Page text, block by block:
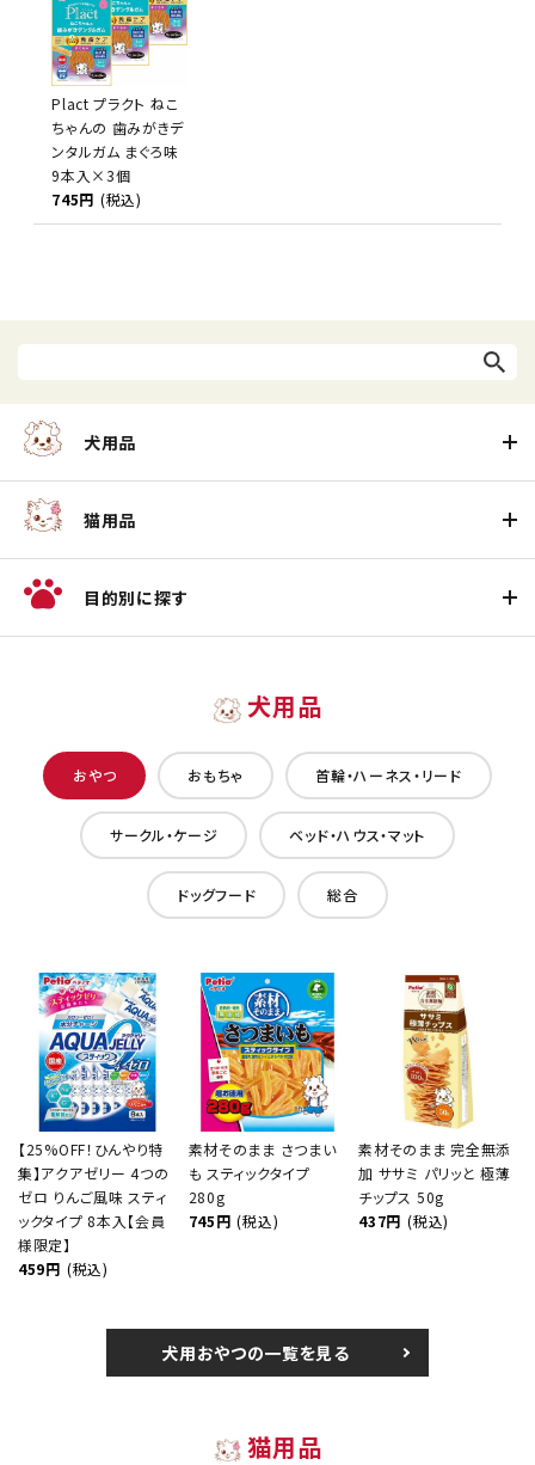
Plact プラクト ねこ
ちゃんの 歯みがきデ
ンタルガム まぐろ味
9本入×3個
745円 (税込)
犬用品
猫用品
目的別に探す
犬用品
おやつ おもちゃ 首輪・ハーネス・リード
サークル・ケージ ベッド・ハウス・マット
ドッグフード 総合
【25%OFF！ひんやり特
集】アクアゼリー 4つの
ゼロ りんご風味 スティ
ックタイプ 8本入【会員
様限定】
459円 (税込)
素材そのまま さつまい
も スティックタイプ
280g
745円 (税込)
素材そのまま 完全無添
加 ササミ パリッと 極薄
チップス 50g
437円 (税込)
犬用おやつの一覧を見る
猫用品